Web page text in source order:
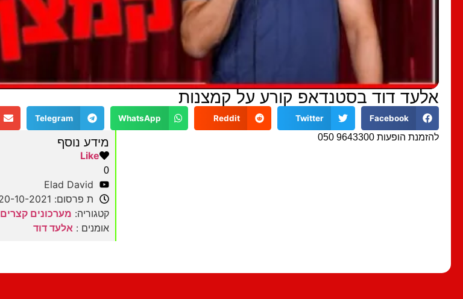
אלעד דוד בסטנדאפ קורע על קמצנות
Facebook
Twitter
Reddit
WhatsApp
Telegram
להזמנת הופעות 9643300 050 מידע נוסף
Like
0
Elad David
ת פרסום: 20-10-2021
קטגוריה: מערכונים קצרים
אומנים : אלעד דוד